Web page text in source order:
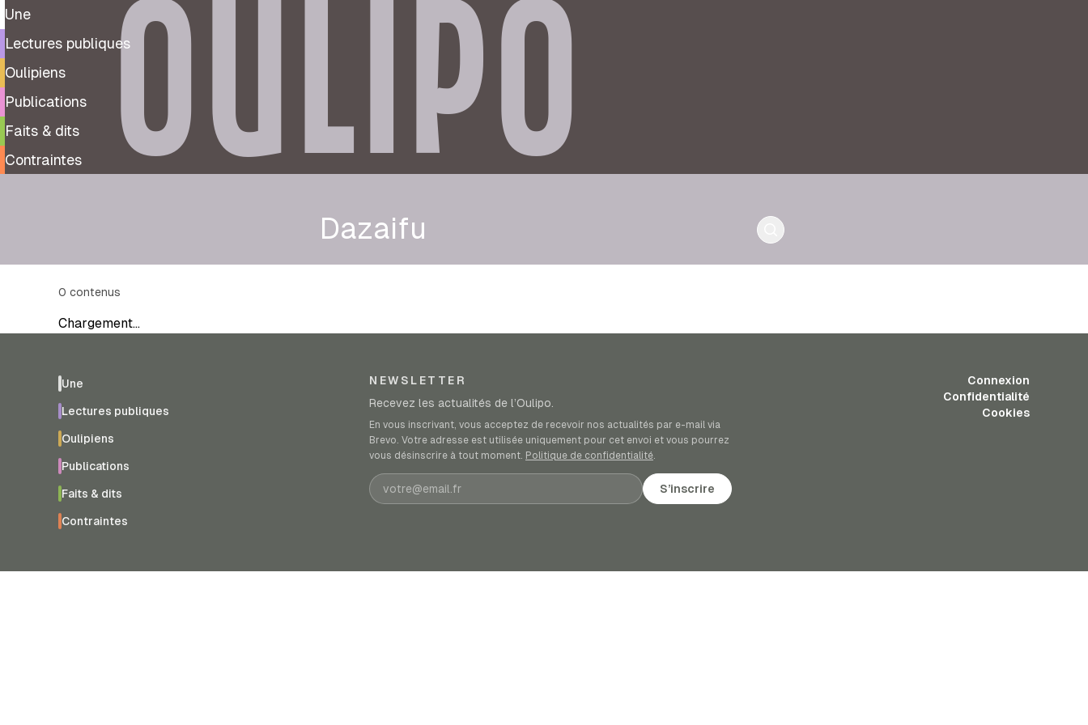
Une
Lectures publiques
Oulipiens
Publications
Faits & dits
Contraintes
OULIPO
Dazaifu
0 contenus
Chargement…
Une
Lectures publiques
Oulipiens
Publications
Faits & dits
Contraintes
NEWSLETTER
Recevez les actualités de l’Oulipo.
En vous inscrivant, vous acceptez de recevoir nos actualités par e-mail via
Brevo. Votre adresse est utilisée uniquement pour cet envoi et vous pourrez
vous désinscrire à tout moment. Politique de confidentialité.
Adresse e-mail S’inscrire
Connexion
Confidentialité
Cookies